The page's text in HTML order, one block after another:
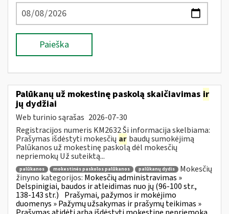
Paieška
Palūkanų už mokestinę paskolą skaičiavimas ir
jų dydžiai
Web turinio sąrašas 2026-07-30
Registracijos numeris KM2632 Ši informacija skelbiama:
Prašymas išdėstyti mokesčių ar baudų sumokėjimą
Palūkanos už mokestinę paskolą dėl mokesčių
nepriemokų Už suteiktą...
palūkanos mokestinės paskolos palūkanos palūkanų dydis
Mokesčių
žinyno kategorijos: Mokesčių administravimas »
Delspinigiai, baudos ir atleidimas nuo jų (96-100 str.,
138-143 str.) Prašymai, pažymos ir mokėjimo
duomenys » Pažymų užsakymas ir prašymų teikimas »